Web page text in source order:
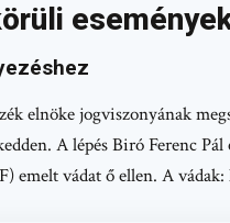
elnöke jogviszonyának
A lépés Biró Ferenc
emelt vádat ő ellen. A